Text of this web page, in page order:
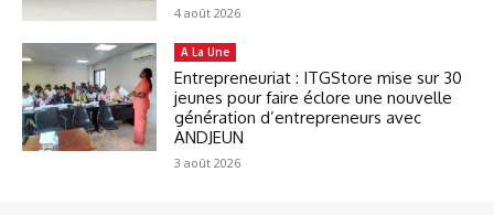
4 août 2026
A La Une
Entrepreneuriat : ITGStore mise sur 30
jeunes pour faire éclore une nouvelle
génération d’entrepreneurs avec
ANDJEUN
3 août 2026